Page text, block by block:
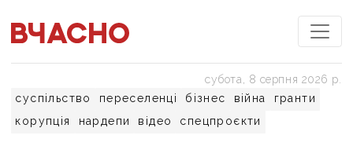
суспільство переселенці бізнес війна
гранти
корупція
нардепи відео спецпроєкти
субота, 8 серпня 2026 р.